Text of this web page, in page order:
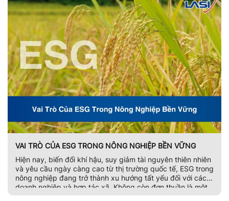
VAI TRÒ CỦA ESG TRONG NÔNG NGHIỆP BỀN VỮNG
Hiện nay, biến đổi khí hậu, suy giảm tài nguyên thiên nhiên
và yêu cầu ngày càng cao từ thị trường quốc tế, ESG trong
nông nghiệp đang trở thành xu hướng tất yếu đối với các
doanh nghiệp và hợp tác xã. Không còn đơn thuần là một
bộ tiêu chí đánh giá phát […]